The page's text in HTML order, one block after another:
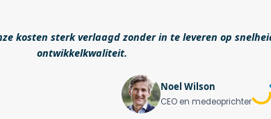
kosten sterk verlaagd zonder in te leveren op
ontwikkelkwaliteit.
Noel Wilson
CEO en medeoprichter